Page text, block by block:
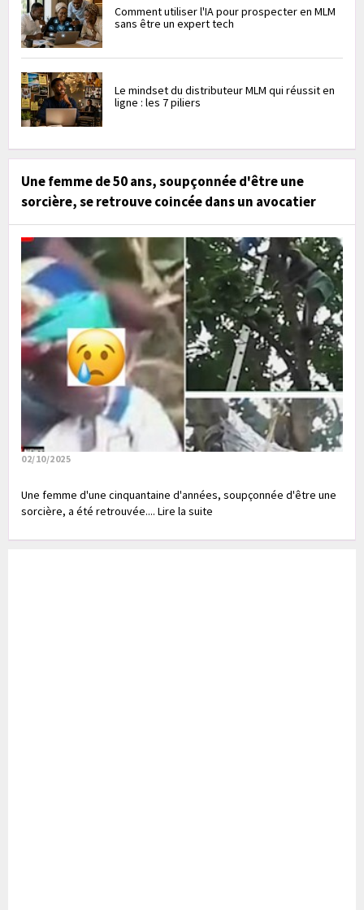
Comment utiliser l'IA pour prospecter en MLM
sans être un expert tech
Le mindset du distributeur MLM qui réussit en
ligne : les 7 piliers
Une femme de 50 ans, soupçonnée d'être une
sorcière, se retrouve coincée dans un avocatier
02/10/2025
Une femme d'une cinquantaine d'années, soupçonnée d'être une
sorcière, a été retrouvée.... Lire la suite